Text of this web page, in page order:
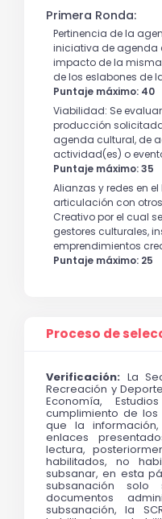
Primera Ronda:
Pertinencia de la
iniciativa de agenda
impacto de la misma
de los eslabones de
Puntaje máximo: 40
Viabilidad: Se
producción
agenda cultural, de
actividad(es) o
Puntaje máximo: 35
Alianzas y redes en
articulación con
Creativo por el cual
gestores culturales,
emprendimientos
Puntaje máximo: 25
Proceso de
Verificación: La
Recreación y
Economía,
cumplimiento de
que la
enlaces
lectura,
habilitados, no
subsanar, en esta
subsanación
documentos
subsanación, la